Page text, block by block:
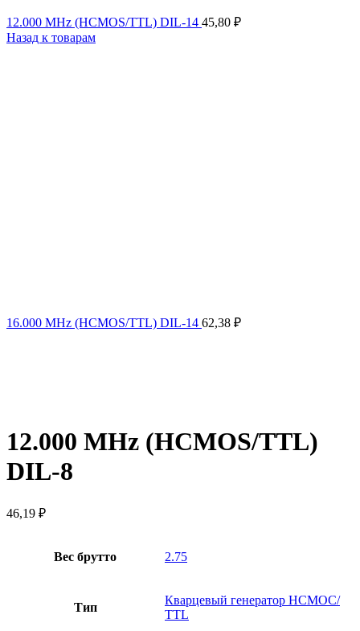
12.000 MHz (HCMOS/TTL) DIL-14 45,80 ₽
Назад к товарам
16.000 MHz (HCMOS/TTL) DIL-14 62,38 ₽
12.000 MHz (HCMOS/TTL)
DIL-8
46,19 ₽
Вес брутто 2.75
Тип
Кварцевый генератор HCMOC/
TTL